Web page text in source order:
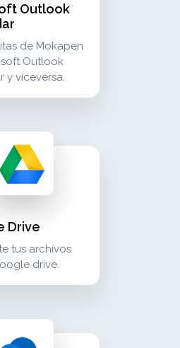
Outlook
de Mokapen
Outlook
y viceversa.
comparte tus archivos desde
Drive
tus archivos
drive.
comparte tus archivos